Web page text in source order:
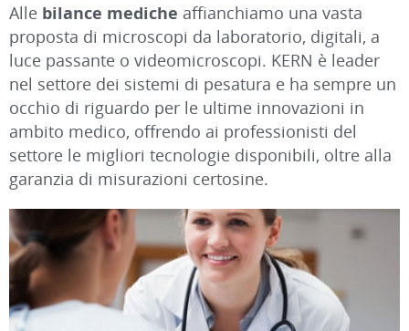
Alle bilance mediche affianchiamo una vasta
proposta di microscopi da laboratorio, digitali, a
luce passante o videomicroscopi. KERN è leader
nel settore dei sistemi di pesatura e ha sempre un
occhio di riguardo per le ultime innovazioni in
ambito medico, offrendo ai professionisti del
settore le migliori tecnologie disponibili, oltre alla
garanzia di misurazioni certosine.